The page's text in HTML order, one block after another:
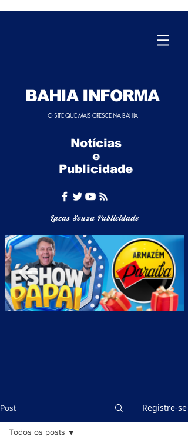
BAHIA INFORMA
O SITE QUE MAIS CRESCE NA BAHIA.
Notícias
e
Publicidade
Lucas Souza Publicidade
Post Registre-se
Todos os posts